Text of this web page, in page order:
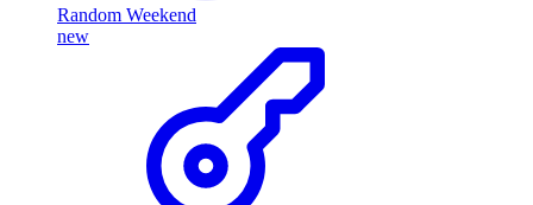
Random Weekend
new